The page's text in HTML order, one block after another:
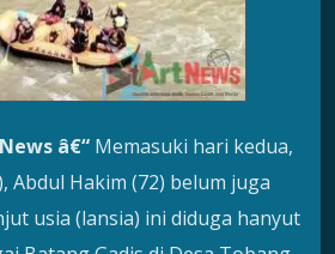
â€“ Memasuki hari kedua,
Abdul Hakim (72) belum juga
usia (lansia) ini diduga hanyut